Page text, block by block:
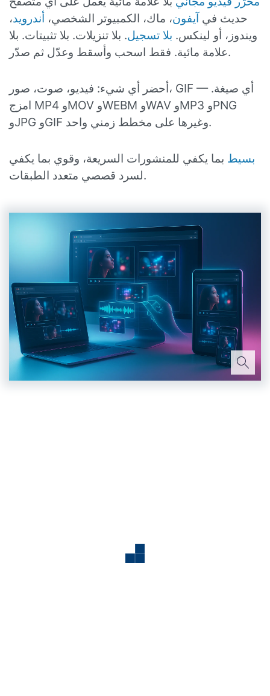
حديث في آيفون، ماك، الكمبيوتر الشخصي، أندرويد،
ويندوز، أو لينكس. بلا تسجيل. بلا تنزيلات. بلا تثبيتات. بلا
علامة مائية. فقط اسحب وأسقط وعدّل ثم صدّر.
أحضر أي شيء: فيديو، صوت، صور، GIF — أي صيغة.
امزج MP4 وMOV وWEBM وWAV وMP3 وPNG
وJPG وGIF وغيرها على مخطط زمني واحد.
بسيط بما يكفي للمنشورات السريعة، وقوي بما يكفي
لسرد قصصي متعدد الطبقات.